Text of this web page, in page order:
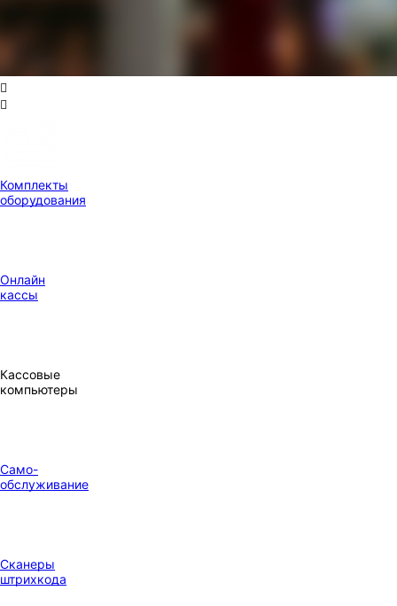
Комплекты
оборудования
Онлайн
кассы
Кассовые
компьютеры
Само-
обслуживание
Сканеры
штрихкода